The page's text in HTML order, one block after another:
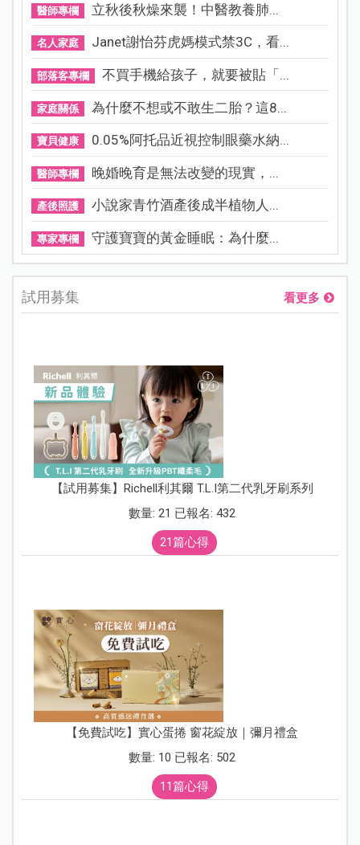
醫師專欄 立秋後秋燥來襲！中醫教養肺...
名人家庭 Janet謝怡芬虎媽模式禁3C，看...
部落客專欄 不買手機給孩子，就要被貼「...
家庭關係 為什麼不想或不敢生二胎？這8...
寶貝健康 0.05%阿托品近視控制眼藥水納...
醫師專欄 晚婚晚育是無法改變的現實，...
產後照護 小說家青竹酒產後成半植物人...
專家專欄 守護寶寶的黃金睡眠：為什麼...
試用募集 看更多
【試用募集】Richell利其爾 T.L.I第二代乳牙刷系列
數量: 21 已報名: 432
21篇心得
【免費試吃】實心蛋捲 窗花綻放｜彌月禮盒
數量: 10 已報名: 502
11篇心得